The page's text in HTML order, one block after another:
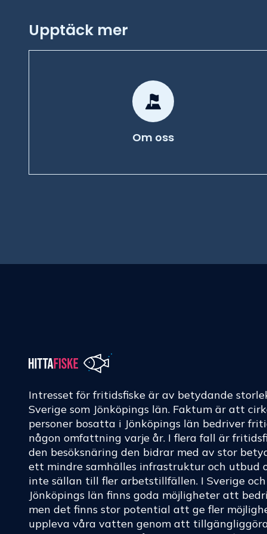
Upptäck mer
Om oss
Intresset för fritidsfiske är av betydande
Sverige som Jönköpings län. Faktum är att
personer bosatta i Jönköpings län bedriver
någon omfattning varje år. I flera fall är
den besöksnäring den bidrar med av stor
ett mindre samhälles infrastruktur och utbud
inte sällan till fler arbetstillfällen. I Sverige
Jönköpings län finns goda möjligheter att
men det finns stor potential att ge fler
uppleva våra vatten genom att